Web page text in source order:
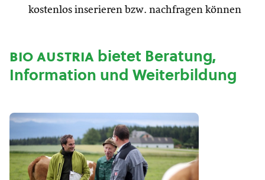
kostenlos inserieren bzw. nachfragen können
bio austriabietet Beratung,
Information und Weiterbildung